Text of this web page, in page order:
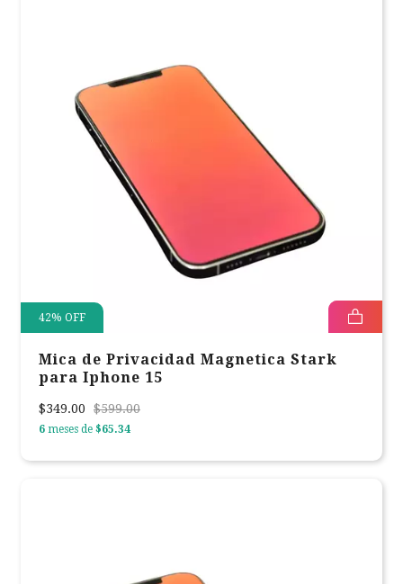
42% OFF
Mica de Privacidad Magnetica Stark
para Iphone 15
$349.00 $599.00
6 meses de $65.34